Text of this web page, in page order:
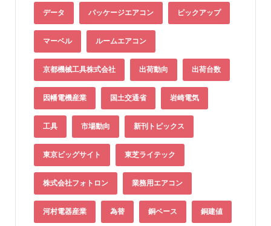
データ パッケージエアコン ピックアップ
マーベル ルームエアコン
京都機械工具株式会社 出荷動向 出荷台数
因幡電機産業 国土交通省 岩崎電気
工具 市場動向 新刊トピックス
東京ビッグサイト 東芝ライテック
株式会社フォトロン 業務用エアコン
河村電器産業 為替 銅ベース 銅建値